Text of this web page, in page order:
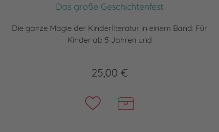
Das große Geschichtenfest
Die ganze Magie der Kinderliteratur in einem Band: Für
Kinder ab 5 Jahren und
25,00 €